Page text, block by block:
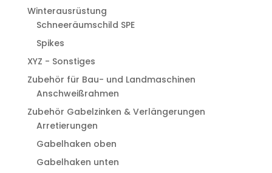
Winterausrüstung
Schneeräumschild SPE
Spikes
XYZ - Sonstiges
Zubehör für Bau- und Landmaschinen
Anschweißrahmen
Zubehör Gabelzinken & Verlängerungen
Arretierungen
Gabelhaken oben
Gabelhaken unten